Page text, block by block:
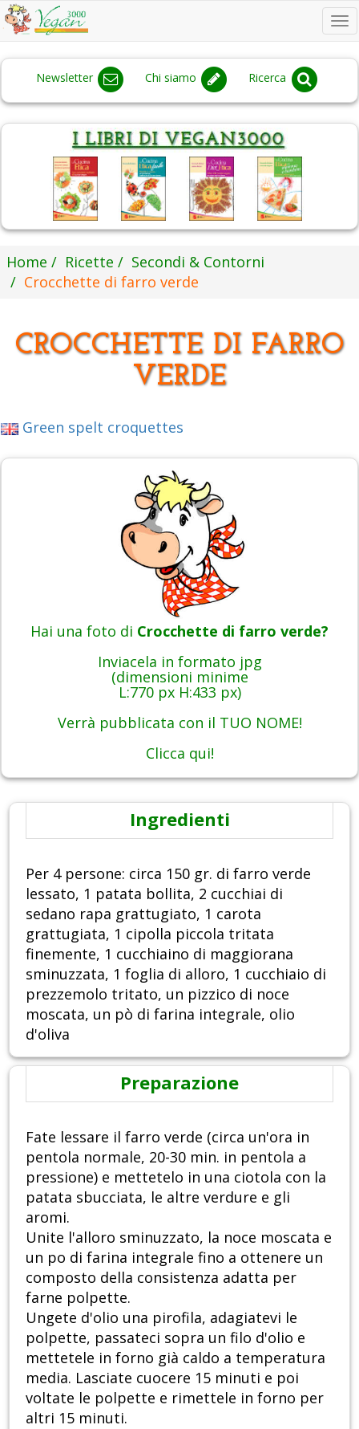
Newsletter Chi siamo Ricerca
Home Ricette
Secondi & Contorni
Crocchette di farro verde
CROCCHETTE DI FARRO
VERDE
Green spelt croquettes
Hai una foto di Crocchette di farro verde?
Inviacela in formato jpg
(dimensioni minime
L:770 px H:433 px)
Verrà pubblicata con il TUO NOME!
Clicca qui!
Ingredienti
Per 4 persone: circa 150 gr. di farro verde
lessato, 1 patata bollita, 2 cucchiai di
sedano rapa grattugiato, 1 carota
grattugiata, 1 cipolla piccola tritata
finemente, 1 cucchiaino di maggiorana
sminuzzata, 1 foglia di alloro, 1 cucchiaio di
prezzemolo tritato, un pizzico di noce
moscata, un pò di farina integrale, olio
d'oliva
Preparazione
Fate lessare il farro verde (circa un'ora in
pentola normale, 20-30 min. in pentola a
pressione) e mettetelo in una ciotola con la
patata sbucciata, le altre verdure e gli
aromi.
Unite l'alloro sminuzzato, la noce moscata e
un po di farina integrale fino a ottenere un
composto della consistenza adatta per
farne polpette.
Ungete d'olio una pirofila, adagiatevi le
polpette, passateci sopra un filo d'olio e
mettetele in forno già caldo a temperatura
media. Lasciate cuocere 15 minuti e poi
voltate le polpette e rimettele in forno per
altri 15 minuti.